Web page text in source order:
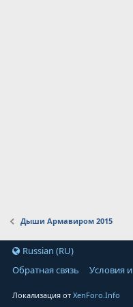
Дыши Армавиром 2015
Russian (RU)
Обратная связь
Условия
Локализация отXenForo.Info